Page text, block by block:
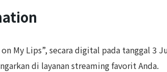
My Lips”, secara digital pada tanggal 3
di layanan streaming favorit Anda.